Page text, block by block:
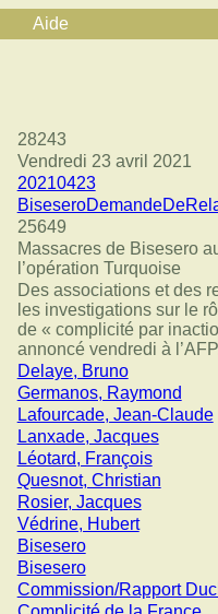
Aide
28243
Vendredi 23 avril 2021
20210423
25649
Massacres de Bisesero
l’opération Turquoise
Des associations et des
les investigations sur le
de « complicité par
annoncé vendredi à
Delaye, Bruno
Germanos, Raymond
Lafourcade, Jean-Claude
Lanxade, Jacques
Léotard, François
Quesnot, Christian
Rosier, Jacques
Védrine, Hubert
Bisesero
Bisesero
Commission/Rapport